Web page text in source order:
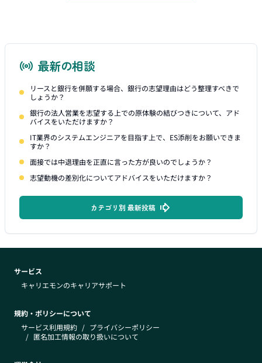
最新の相談
リースと銀行を併願する場合、銀行の志望理由はどう整理すべきで
しょうか？
銀行の法人営業を志望する上での原体験の結びつきについて、アド
バイスをいただけますか？
IT業界のシステムエンジニアを目指す上で、ES添削をお願いできま
すか？
面接では中退理由を正直に言った方が良いのでしょうか？
志望動機の差別化についてアドバイスをいただけますか？
カテゴリ別 最新投稿
サービス
キャリエモンのキャリアサポート
規約・ポリシーについて
サービス利用規約 / プライバシーポリシー
/ 匿名加工情報の取り扱いについて